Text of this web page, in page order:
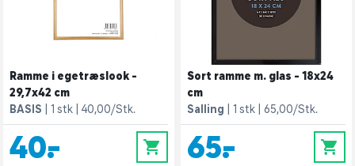
Ramme i egetræslook -
29,7x42 cm
BASIS
1 stk 40,00/Stk.
40,- 0
Sort ramme m. glas - 18x24
cm
Salling
1 stk 65,00/Stk.
65,- 0